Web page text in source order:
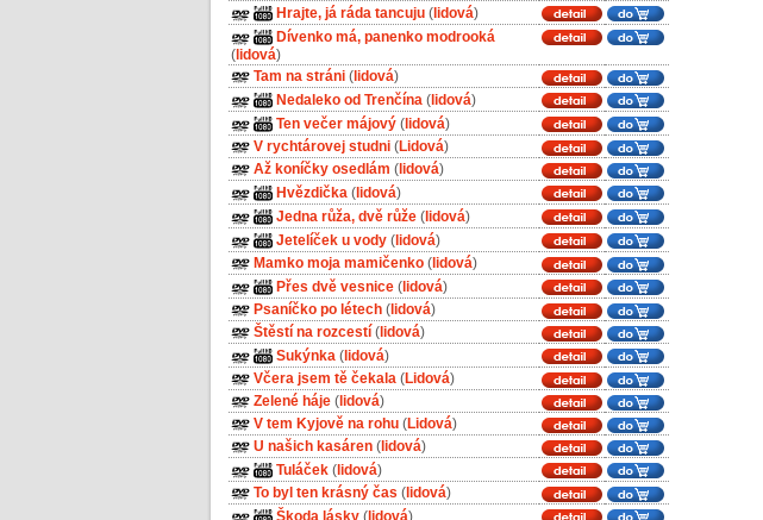
Hrajte, já ráda tancuju ( lidová)
Dívenko má, panenko modrooká
(lidová)
Tam na stráni ( lidová)
Nedaleko od Trenčína ( lidová)
Ten večer májový ( lidová)
V rychtárovej studni (Lidová)
Až koníčky osedlám ( lidová)
Hvězdička ( lidová)
Jedna růža, dvě růže ( lidová)
Jetelíček u vody ( lidová)
Mamko moja mamičenko ( lidová)
Přes dvě vesnice ( lidová)
Psaníčko po létech ( lidová)
Štěstí na rozcestí ( lidová)
Sukýnka ( lidová)
Včera jsem tě čekala (Lidová)
Zelené háje ( lidová)
V tem Kyjově na rohu (Lidová)
U našich kasáren ( lidová)
Tuláček ( lidová)
To byl ten krásný čas ( lidová)